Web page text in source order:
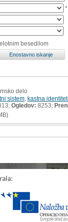
besedilom
delo
sistem kastna
Ogledov: 8253;